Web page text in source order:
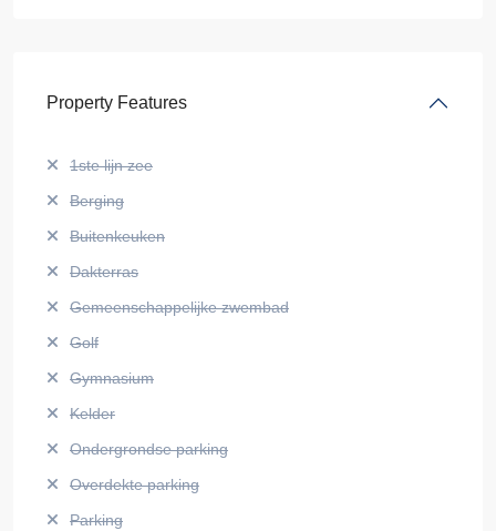
Property Features
1ste lijn zee
Berging
Buitenkeuken
Dakterras
Gemeenschappelijke zwembad
Golf
Gymnasium
Kelder
Ondergrondse parking
Overdekte parking
Parking